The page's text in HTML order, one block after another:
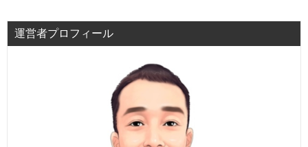
運営者プロフィール